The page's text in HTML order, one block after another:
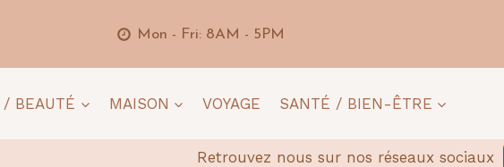
Mon - Fri: 8AM - 5PM
/ BEAUTÉ MAISON VOYAGE SANTÉ / BIEN-ÊTRE
Retrouvez nous sur nos réseaux sociaux